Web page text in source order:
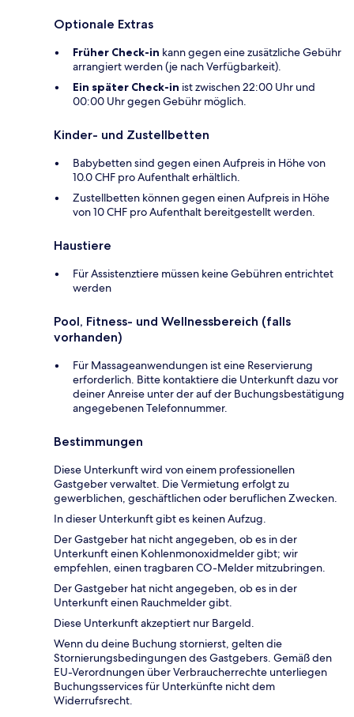
Optionale Extras
Früher Check-in kann gegen eine zusätzliche Gebühr
arrangiert werden (je nach Verfügbarkeit).
Ein später Check-in ist zwischen 22:00 Uhr und
00:00 Uhr gegen Gebühr möglich.
Kinder- und Zustellbetten
Babybetten sind gegen einen Aufpreis in Höhe von
10.0 CHF pro Aufenthalt erhältlich.
Zustellbetten können gegen einen Aufpreis in Höhe
von 10 CHF pro Aufenthalt bereitgestellt werden.
Haustiere
Für Assistenztiere müssen keine Gebühren entrichtet
werden
Pool, Fitness- und Wellnessbereich (falls
vorhanden)
Für Massageanwendungen ist eine Reservierung
erforderlich. Bitte kontaktiere die Unterkunft dazu vor
deiner Anreise unter der auf der Buchungsbestätigung
angegebenen Telefonnummer.
Bestimmungen
Diese Unterkunft wird von einem professionellen
Gastgeber verwaltet. Die Vermietung erfolgt zu
gewerblichen, geschäftlichen oder beruflichen Zwecken.
In dieser Unterkunft gibt es keinen Aufzug.
Der Gastgeber hat nicht angegeben, ob es in der
Unterkunft einen Kohlenmonoxidmelder gibt; wir
empfehlen, einen tragbaren CO-Melder mitzubringen.
Der Gastgeber hat nicht angegeben, ob es in der
Unterkunft einen Rauchmelder gibt.
Diese Unterkunft akzeptiert nur Bargeld.
Wenn du deine Buchung stornierst, gelten die
Stornierungsbedingungen des Gastgebers. Gemäß den
EU-Verordnungen über Verbraucherrechte unterliegen
Buchungsservices für Unterkünfte nicht dem
Widerrufsrecht.